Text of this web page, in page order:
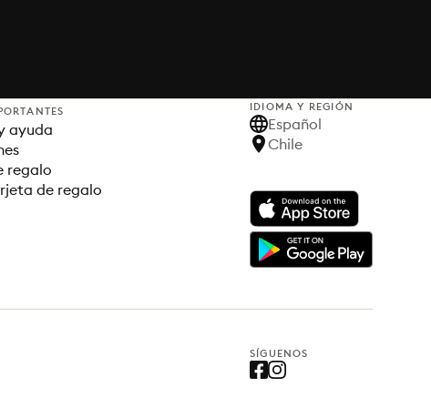
ayuda
regalo
de regalo
IDIOMA Y REGIÓN
Español
Chile
SÍGUENOS